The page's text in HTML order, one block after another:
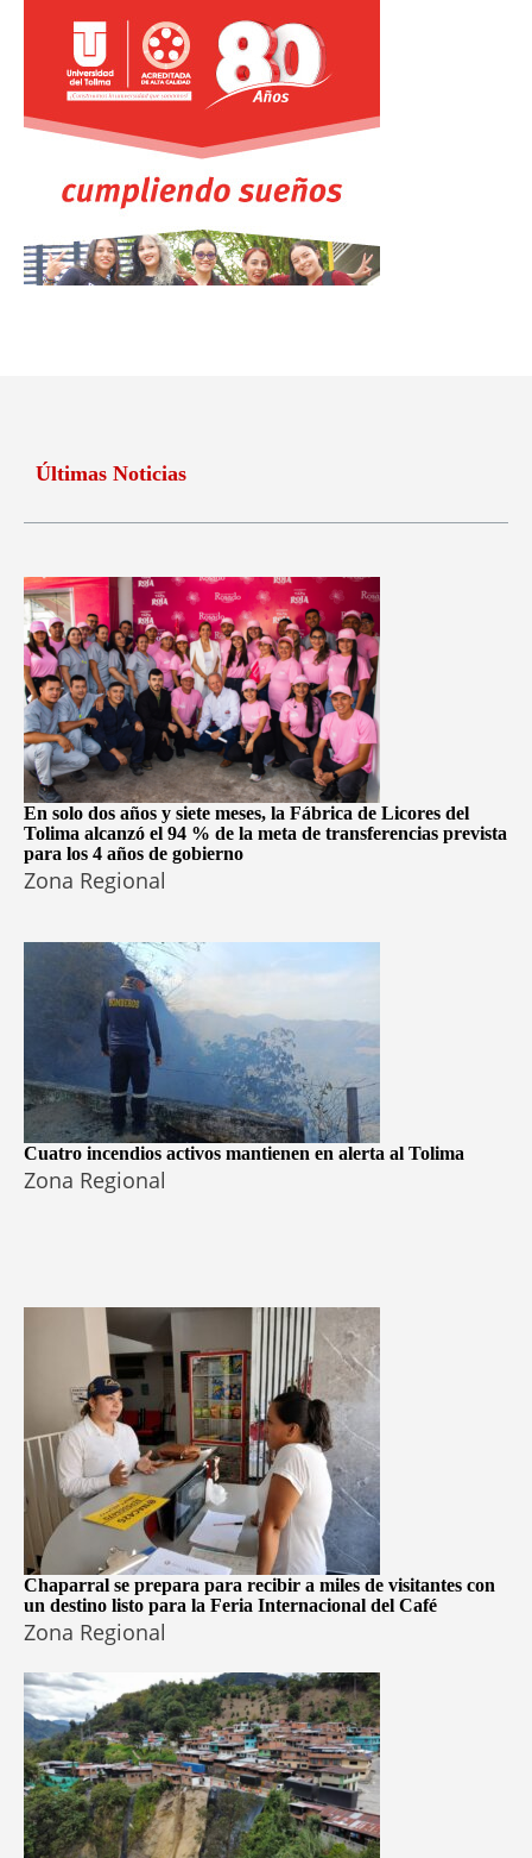
Últimas Noticias
En solo dos años y siete meses, la Fábrica de Licores del
Tolima alcanzó el 94 % de la meta de transferencias prevista
para los 4 años de gobierno
Zona Regional
Cuatro incendios activos mantienen en alerta al Tolima
Zona Regional
Chaparral se prepara para recibir a miles de visitantes con
un destino listo para la Feria Internacional del Café
Zona Regional